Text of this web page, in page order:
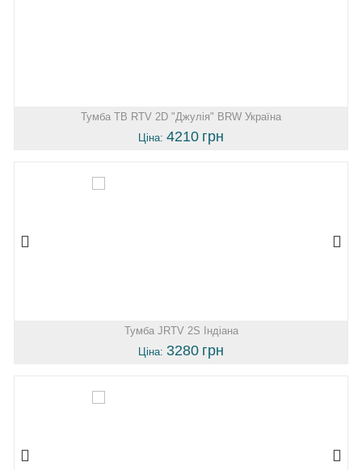
Тумба ТВ RTV 2D "Джулія" BRW Україна
Ціна: 4210 грн
Тумба JRTV 2S Індіана
Ціна: 3280 грн